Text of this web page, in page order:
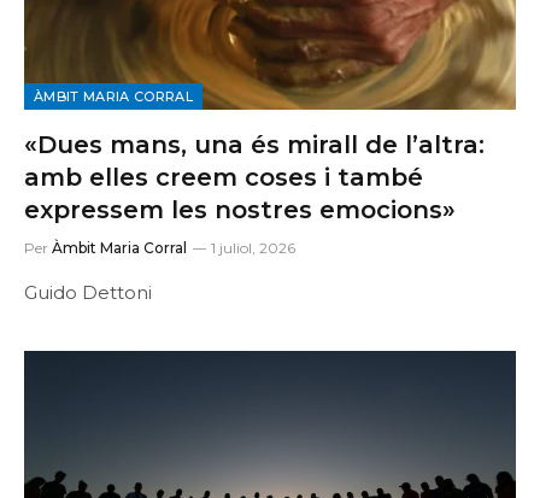
ÀMBIT MARIA CORRAL
«Dues mans, una és mirall de l’altra:
amb elles creem coses i també
expressem les nostres emocions»
Per Àmbit Maria Corral 1 juliol, 2026
Guido Dettoni